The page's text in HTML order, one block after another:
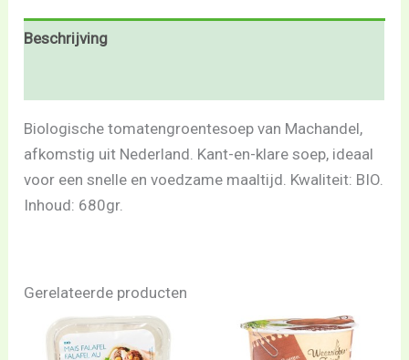
Beschrijving
Biologische tomatengroentesoep van Machandel,
afkomstig uit Nederland. Kant-en-klare soep, ideaal
voor een snelle en voedzame maaltijd. Kwaliteit: BIO.
Inhoud: 680gr.
Gerelateerde producten